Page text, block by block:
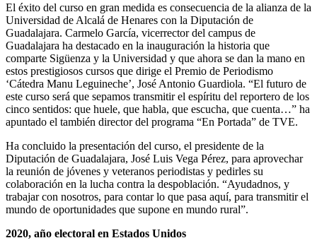
El éxito del curso en gran medida es consecuencia de la alianza de la
Universidad de Alcalá de Henares con la Diputación de
Guadalajara. Carmelo García, vicerrector del campus de
Guadalajara ha destacado en la inauguración la historia que
comparte Sigüenza y la Universidad y que ahora se dan la mano en
estos prestigiosos cursos que dirige el Premio de Periodismo
‘Cátedra Manu Leguineche’, José Antonio Guardiola. “El futuro de
este curso será que sepamos transmitir el espíritu del reportero de los
cinco sentidos: que huele, que habla, que escucha, que cuenta…” ha
apuntado el también director del programa “En Portada” de TVE.
Ha concluido la presentación del curso, el presidente de la
Diputación de Guadalajara, José Luis Vega Pérez, para aprovechar
la reunión de jóvenes y veteranos periodistas y pedirles su
colaboración en la lucha contra la despoblación. “Ayudadnos, y
trabajar con nosotros, para contar lo que pasa aquí, para transmitir el
mundo de oportunidades que supone en mundo rural”.
2020, año electoral en Estados Unidos